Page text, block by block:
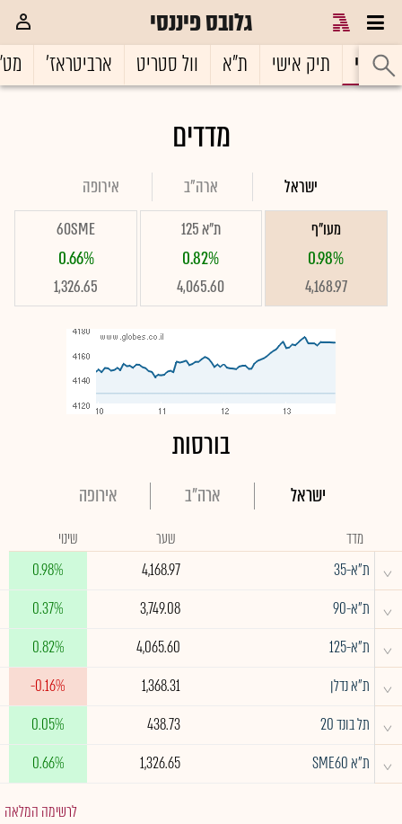
גלובס פיננסי
ראשי תיק אישי ת"א וול סטריט ארביטראז'
מדדים
ישראל ארה"ב אירופה
מעו"ף
0.98%
4,168.97
ת"א 125
0.82%
4,065.60
60SME
0.66%
1,326.65
בורסות
ישראל ארה"ב אירופה
מדד שער שינוי
^ ת"א-35 4,168.97
0.98%
^ ת"א-90 3,749.08
0.37%
^ ת"א-125 4,065.60
0.82%
^ ת"א נדלן 1,368.31
-0.16%
^ תל בונד 20 438.73
0.05%
^ ת"א SME60 1,326.65
0.66%
לרשימה המלאה